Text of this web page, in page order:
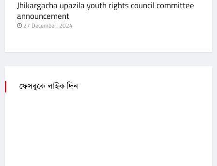
Jhikargacha upazila youth rights council committee
announcement
27 December, 2024
ফেসবুকে লাইক দিন